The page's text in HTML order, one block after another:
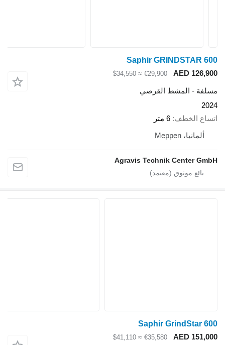
Saphir GRINDSTAR 600
AED 126,900
€29,900
≈ $34,550
مسلفة - المشط القرصي
2024
اتساع الخطف 6 متر
ألمانيا، Meppen
Agravis Technik Center GmbH
Saphir GrindStar 600
AED 151,000
€35,580
≈ $41,110